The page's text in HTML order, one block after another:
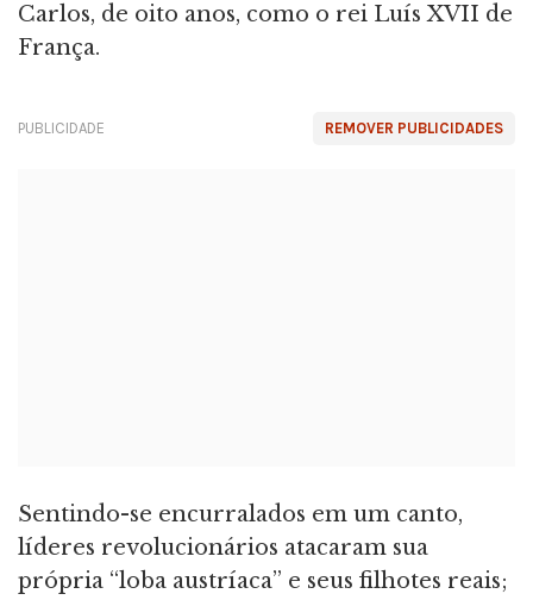
Carlos, de oito anos, como o rei Luís XVII de
França.
REMOVER PUBLICIDADES
PUBLICIDADE
Sentindo-se encurralados em um canto,
líderes revolucionários atacaram sua
própria “loba austríaca” e seus filhotes reais;